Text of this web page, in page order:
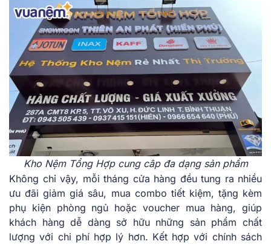
Kho Nệm Tổng Hợp cung câp đa dạng sản phẩm
Không chỉ vậy, mỗi tháng cửa hàng đều tung ra nhiều
ưu đãi giảm giá sâu, mua combo tiết kiệm, tặng kèm
phụ kiện phòng ngủ hoặc voucher mua hàng, giúp
khách hàng dễ dàng sở hữu những sản phẩm chất
lượng với chi phí hợp lý hơn. Kết hợp với chính sách